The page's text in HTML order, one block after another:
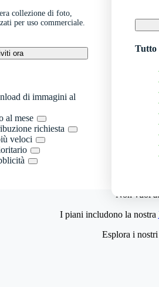
collezione di foto,
per uso commerciale.
ora
di immagini al
al mese
richiesta
veloci
Tutto
Non vuoi
I piani includono la nostra
Esplora i